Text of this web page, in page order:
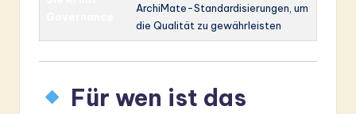
ArchiMate-Standardisierungen, um
die Qualität zu gewährleisten
Für wen ist das